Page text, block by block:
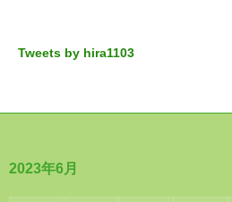
Tweets by hira1103
2023年6月